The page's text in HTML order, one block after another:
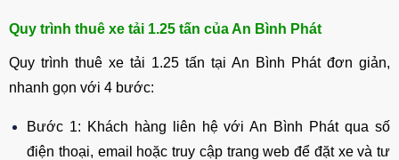
Quy trình thuê xe tải 1.25 tấn của An Bình Phát
Quy trình thuê xe tải 1.25 tấn tại An Bình Phát đơn giản,
nhanh gọn với 4 bước:
Bước 1: Khách hàng liên hệ với An Bình Phát qua số
điện thoại, email hoặc truy cập trang web để đặt xe và tư